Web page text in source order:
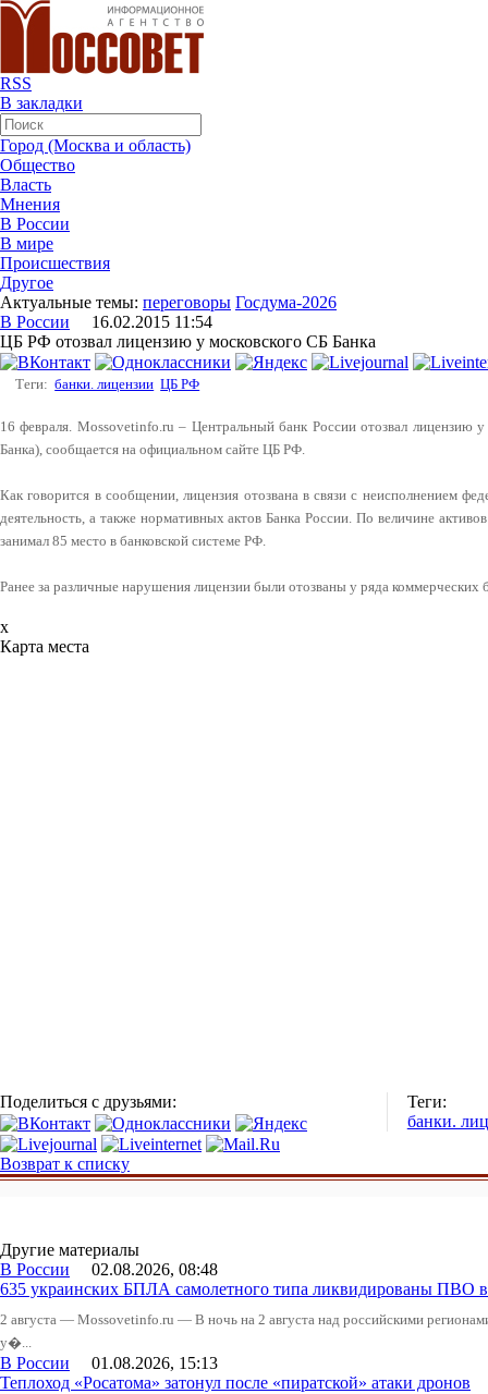
RSS
В закладки
Город (Москва и область)
Общество
Власть
Мнения
В России
В мире
Происшествия
Другое
Актуальные темы: переговоры Госдума-2026
В России 16.02.2015 11:54
ЦБ РФ отозвал лицензию у московского СБ Банка
Теги: банки. лицензии ЦБ РФ
16 февраля. Mossovetinfo.ru – Центральный банк России отозвал лицензию
Банка), сообщается на официальном сайте ЦБ РФ.
Как говорится в сообщении, лицензия отозвана в связи с неисполнением
деятельность, а также нормативных актов Банка России. По величине
занимал 85 место в банковской системе РФ.
Ранее за различные нарушения лицензии были отозваны у ряда коммерческих
x
Карта места
Поделиться с друзьями:
Теги:
банки.
Возврат к списку
Другие материалы
В России 02.08.2026, 08:48
635 украинских БПЛА самолетного типа ликвидированы ПВО
2 августа — Mossovetinfo.ru — В ночь на 2 августа над российскими
у�...
В России 01.08.2026, 15:13
Теплоход «Росатома» затонул после «пиратской» атаки дронов